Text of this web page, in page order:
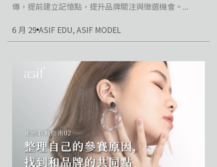
傳，提前建立記憶點，提升品牌關注與徵選機會。...
6 月 29 ASIF EDU,ASIF MODEL